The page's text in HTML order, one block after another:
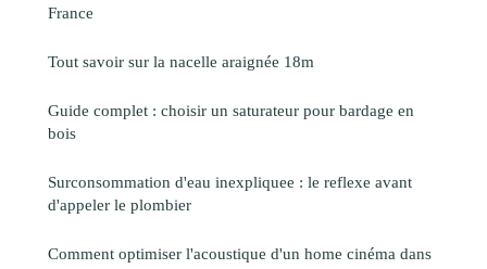
France
Tout savoir sur la nacelle araignée 18m
Guide complet : choisir un saturateur pour bardage en
bois
Surconsommation d'eau inexpliquee : le reflexe avant
d'appeler le plombier
Comment optimiser l'acoustique d'un home cinéma dans